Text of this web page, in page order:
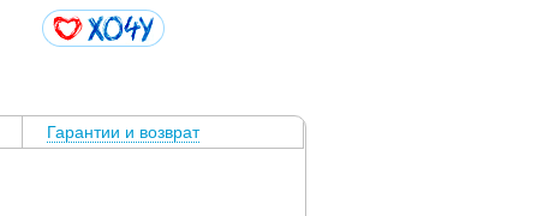
Гарантии и возврат